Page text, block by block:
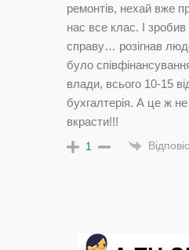
ремонтів, нехай вже
нас все клас. І
справу… розігнав
було
влади, всього 10-15
бухгалтерія. А це ж не
вкрасти!!!
1